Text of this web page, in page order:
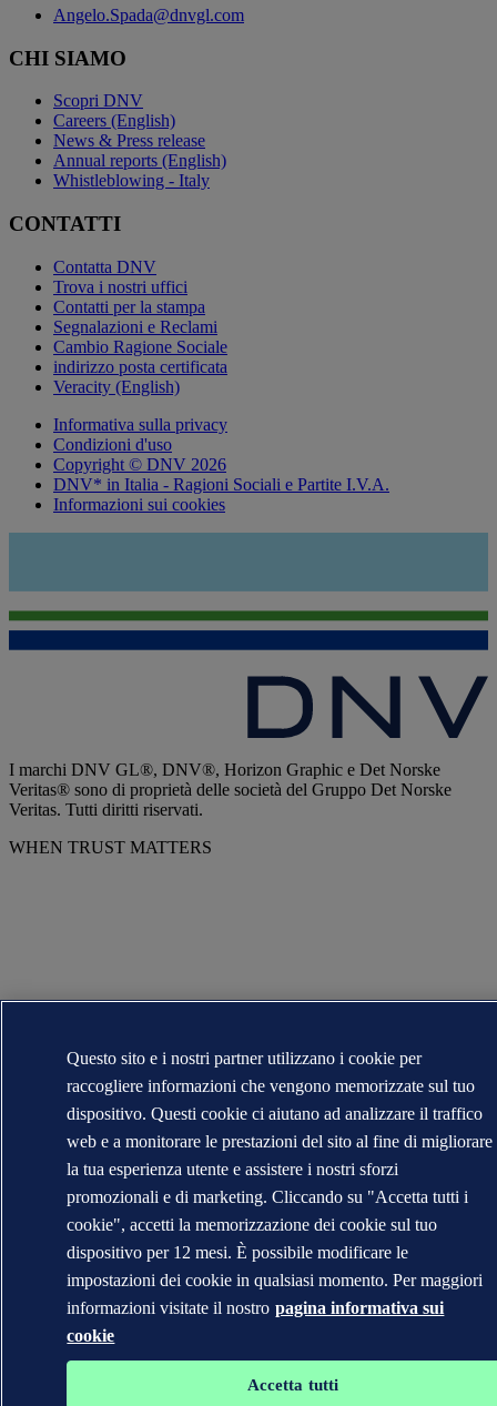
Angelo.Spada@dnvgl.com
CHI SIAMO
Scopri DNV
Careers (English)
News & Press release
Annual reports (English)
Whistleblowing - Italy
CONTATTI
Contatta DNV
Trova i nostri uffici
Contatti per la stampa
Segnalazioni e Reclami
Cambio Ragione Sociale
indirizzo posta certificata
Veracity (English)
Informativa sulla privacy
Condizioni d'uso
Copyright © DNV 2026
DNV* in Italia - Ragioni Sociali e Partite I.V.A.
Informazioni sui cookies
I marchi DNV GL®, DNV®, Horizon Graphic e Det Norske
Veritas® sono di proprietà delle società del Gruppo Det Norske
Veritas. Tutti diritti riservati.
WHEN TRUST MATTERS
Questo sito e i nostri partner utilizzano i cookie per
raccogliere informazioni che vengono memorizzate sul tuo
dispositivo. Questi cookie ci aiutano ad analizzare il traffico
web e a monitorare le prestazioni del sito al fine di migliorare
la tua esperienza utente e assistere i nostri sforzi
promozionali e di marketing. Cliccando su "Accetta tutti i
cookie", accetti la memorizzazione dei cookie sul tuo
dispositivo per 12 mesi. È possibile modificare le
impostazioni dei cookie in qualsiasi momento. Per maggiori
informazioni visitate il nostro pagina informativa sui
cookie
Accetta tutti